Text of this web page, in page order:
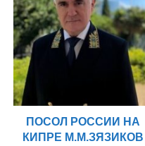
ПОСОЛ РОССИИ НА
КИПРЕ М.М.ЗЯЗИКОВ